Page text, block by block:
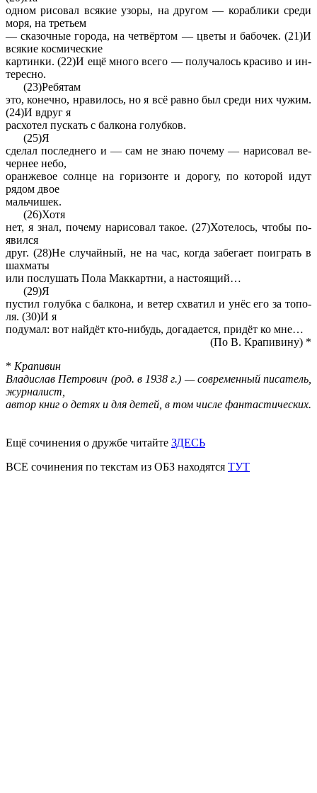
одном ри­со­вал вся­кие узоры, на дру­гом — ко­раб­ли­ки среди
моря, на тре­тьем
— ска­зоч­ные го­ро­да, на четвёртом — цветы и ба­бо­чек. (21)И
вся­кие кос­ми­че­ские
кар­тин­ки. (22)И ещё много всего — по­лу­ча­лось кра­си­во и ин­
те­рес­но.
(23)Ре­бя­там
это, ко­неч­но, нра­ви­лось, но я всё равно был среди них чужим.
(24)И вдруг я
рас­хо­тел пус­кать с бал­ко­на го­луб­ков.
(25)Я
сде­лал по­след­не­го и — сам не знаю по­че­му — на­ри­со­вал ве­
чер­нее небо,
оран­же­вое солн­це на го­ри­зон­те и до­ро­гу, по ко­то­рой идут
рядом двое
маль­чи­шек.
(26)Хотя
нет, я знал, по­че­му на­ри­со­вал такое. (27)Хо­те­лось, чтобы по­
явил­ся
друг. (28)Не слу­чай­ный, не на час, когда за­бе­га­ет по­иг­рать в
шах­ма­ты
или по­слу­шать Пола Мак­карт­ни, а на­сто­я­щий…
(29)Я
пу­стил го­луб­ка с бал­ко­на, и ветер схва­тил и унёс его за то­по­
ля. (30)И я
по­ду­мал: вот найдёт кто-ни­будь, до­га­да­ет­ся, придёт ко мне…
(По В. Кра­пи­ви­ну) *
* Кра­пи­вин
Вла­ди­слав Пет­ро­вич (род. в 1938 г.) — со­вре­мен­ный пи­са­тель,
жур­на­лист,
автор книг о детях и для детей, в том числе фан­та­сти­че­ских.
Ещё сочинения о дружбе читайте ЗДЕСЬ
ВСЕ сочинения по текстам из ОБЗ находятся ТУТ